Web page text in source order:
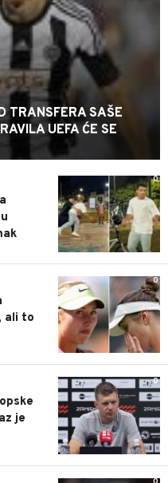
TRANSFERA SAŠE
UEFA ĆE SE
0
0
ali to
0
je